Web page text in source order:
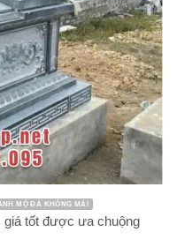
MỘ ĐÁ KHÔNG MÁI
giá tốt được ưa chuộng